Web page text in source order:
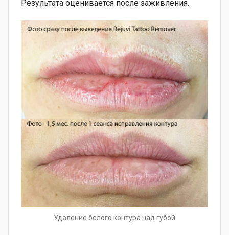
Результата оценивается после заживления.
Удаление белого контура над губой